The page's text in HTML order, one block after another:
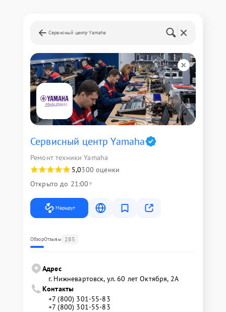
Сервисный центр Yamaha
Сервисный центр Yamaha
Ремонт техники Yamaha
5,0300 оценки
Открыто до 21:00
Маршрут
ОбзорОтзывы 285
Адрес
г. Нижневартовск, ул. 60 лет Октября, 2А
Контакты
+7 (800) 301-55-83
+7 (800) 301-55-83